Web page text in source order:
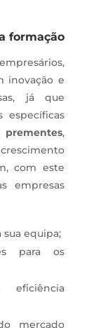
formação
inovação e
já que
específicas
,
com este
empresas
equipa;
para os
mercado